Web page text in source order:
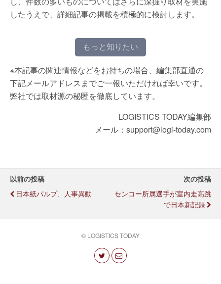
したうえで、詳細記事の掲載を積極的に検討します。
もっと知りたい
※本記事の関連情報などをお持ちの場合、編集部直通の
下記メールアドレスまでご一報いただければ幸いです。
弊社では取材源の秘匿を徹底しています。
LOGISTICS TODAY編集部
メール：support@logi-today.com
以前の投稿
日本紙パルプ、人事異動
次の投稿
センコー所属選手が室内走高跳
で日本新記録
© LOGISTICS TODAY